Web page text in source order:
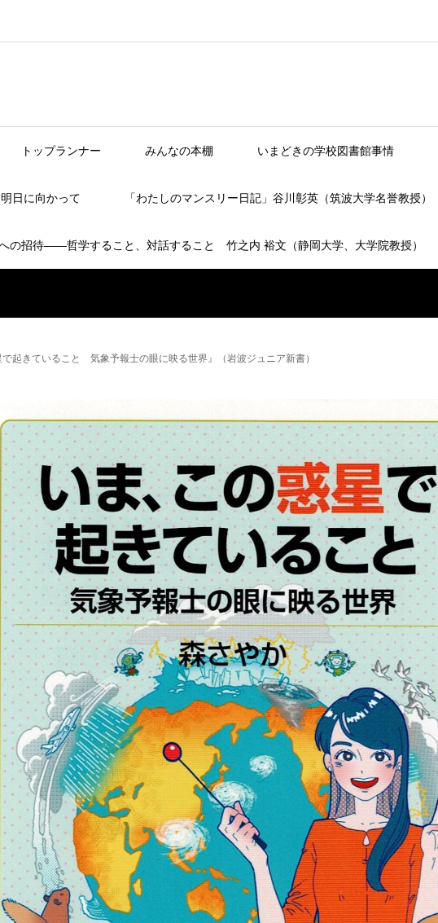
トップランナー みんなの本棚 いまどきの学校図書館事情
日に向かって 「わたしのマンスリー日記」谷川彰英（筑波大学名誉教授）
の招待――哲学すること、対話すること 竹之内 裕文（静岡大学、大学院教授）
起きていること 気象予報士の眼に映る世界』（岩波ジュニア新書）